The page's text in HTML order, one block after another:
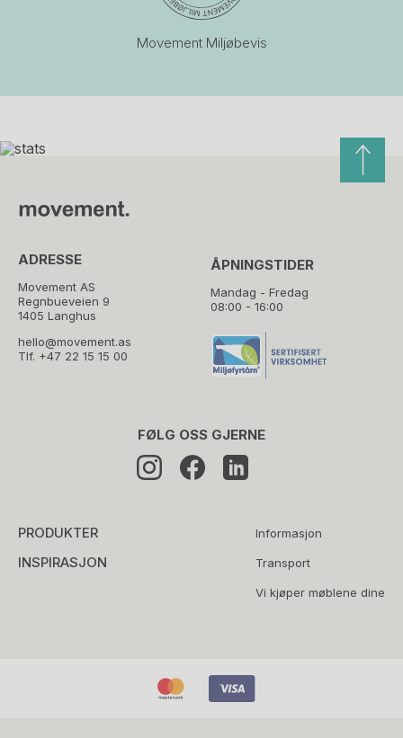
Movement Miljøbevis
ADRESSE
Movement AS
Regnbueveien 9
1405 Langhus
hello@movement.as
Tlf. +47 22 15 15 00
ÅPNINGSTIDER
Mandag - Fredag
08:00 - 16:00
PRODUKTER
INSPIRASJON
Informasjon
Transport
Vi kjøper møblene dine
FØLG OSS GJERNE